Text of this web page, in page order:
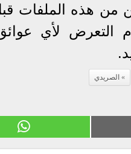
من هذه الملفات
التعرض لأي
الصريدي